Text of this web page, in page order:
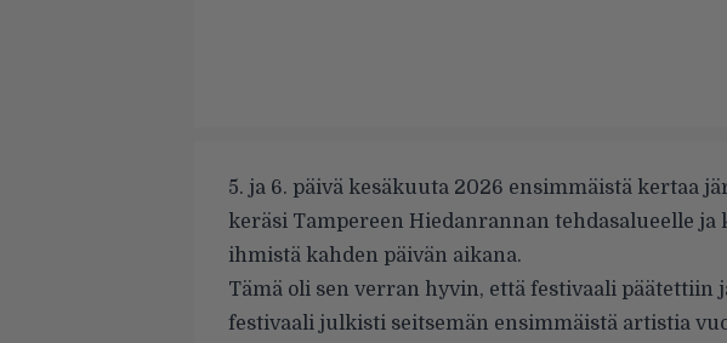
5. ja 6. päivä kesäkuuta 2026 ensimmäistä kertaa
keräsi Tampereen Hiedanrannan tehdasalueelle
ihmistä kahden päivän aikana.
Tämä oli sen verran hyvin, että festivaali päätettiin
festivaali julkisti seitsemän ensimmäistä artistia